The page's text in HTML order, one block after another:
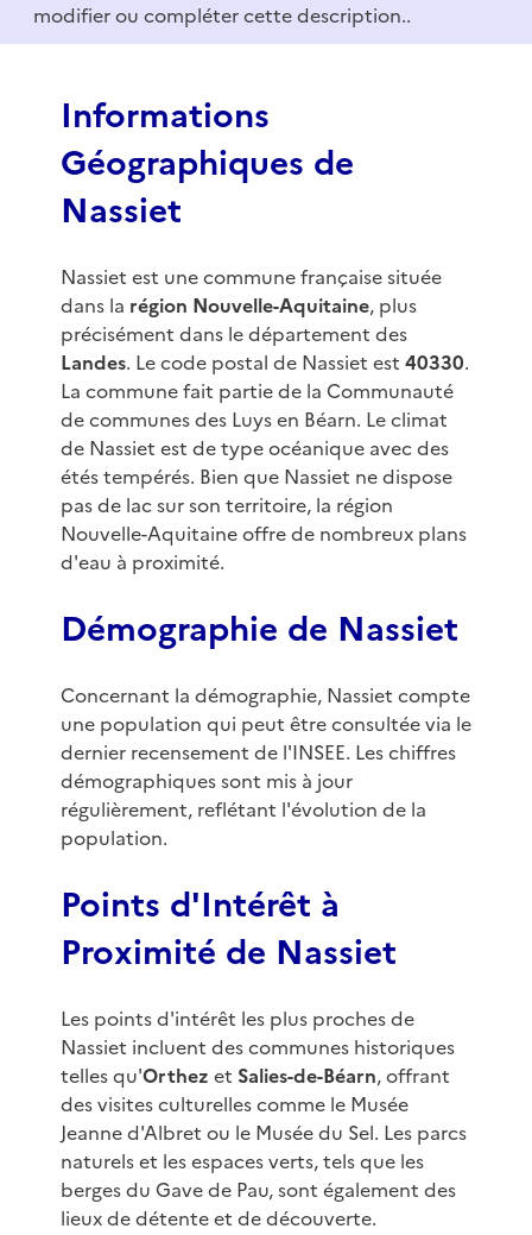
f
modifier ou compléter cette description..
Informations
Géographiques de
Nassiet
Nassiet est une commune française située
dans la région Nouvelle-Aquitaine, plus
précisément dans le département des
Landes. Le code postal de Nassiet est 40330.
La commune fait partie de la Communauté
de communes des Luys en Béarn. Le climat
de Nassiet est de type océanique avec des
étés tempérés. Bien que Nassiet ne dispose
pas de lac sur son territoire, la région
Nouvelle-Aquitaine offre de nombreux plans
d'eau à proximité.
Démographie de Nassiet
Concernant la démographie, Nassiet compte
une population qui peut être consultée via le
dernier recensement de l'INSEE. Les chiffres
démographiques sont mis à jour
régulièrement, reflétant l'évolution de la
population.
Points d'Intérêt à
Proximité de Nassiet
Les points d'intérêt les plus proches de
Nassiet incluent des communes historiques
telles qu'Orthez et Salies-de-Béarn, offrant
des visites culturelles comme le Musée
Jeanne d'Albret ou le Musée du Sel. Les parcs
naturels et les espaces verts, tels que les
berges du Gave de Pau, sont également des
lieux de détente et de découverte.